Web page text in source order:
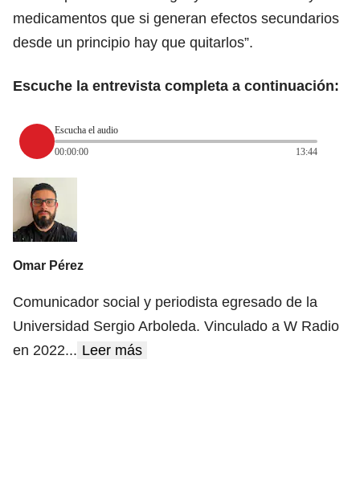
medicamentos que si generan efectos secundarios
desde un principio hay que quitarlos”.
Escuche la entrevista completa a continuación:
Escucha el audio
00:00:00
13:44
Omar Pérez
Comunicador social y periodista egresado de la
Universidad Sergio Arboleda. Vinculado a W Radio
en 2022... Leer más